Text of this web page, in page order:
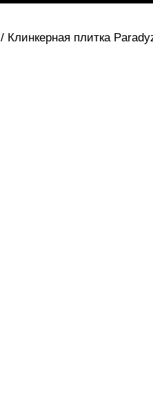
/ Клинкерная плитка